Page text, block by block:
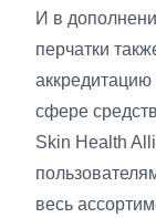
И в
перчатки
сфере
Skin Health
весь